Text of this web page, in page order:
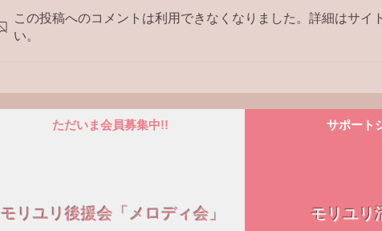
この投稿へのコメントは利用できなくなりました。詳細はサイ
い。
ただいま会員募集中!!
モリユリ後援会「メロディ会」
サポート
モリユリ